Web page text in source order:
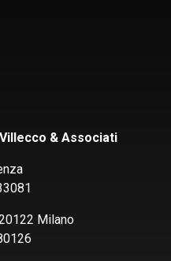
& Associati
Milano